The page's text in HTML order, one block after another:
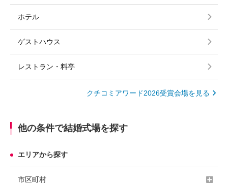
ホテル
ゲストハウス
レストラン・料亭
クチコミアワード2026受賞会場を見る
他の条件で結婚式場を探す
エリアから探す
市区町村